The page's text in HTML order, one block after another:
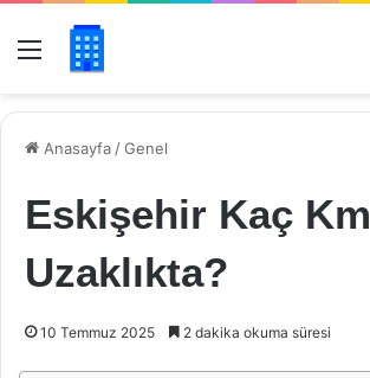
Menü
Anasayfa /Genel
Eskişehir Kaç Km
Uzaklıkta?
10 Temmuz 2025 2 dakika okuma süresi